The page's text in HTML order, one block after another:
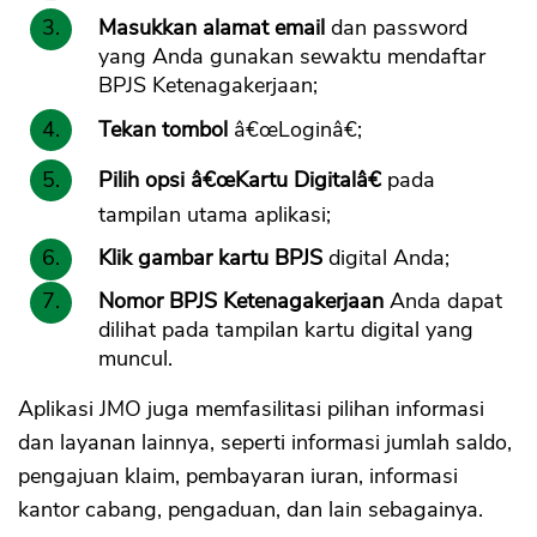
Masukkan alamat email dan password
yang Anda gunakan sewaktu mendaftar
BPJS Ketenagakerjaan;
Tekan tombol â€œLoginâ€;
Pilih opsi â€œKartu Digitalâ€pada
tampilan utama aplikasi;
Klik gambar kartu BPJS digital Anda;
Nomor BPJS Ketenagakerjaan Anda dapat
dilihat pada tampilan kartu digital yang
muncul.
Aplikasi JMO juga memfasilitasi pilihan informasi
dan layanan lainnya, seperti informasi jumlah saldo,
pengajuan klaim, pembayaran iuran, informasi
kantor cabang, pengaduan, dan lain sebagainya.